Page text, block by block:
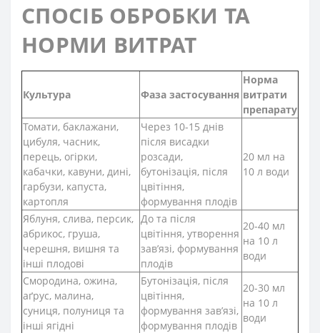
СПОСІБ ОБРОБКИ ТА
НОРМИ ВИТРАТ
Культура Фаза застосування
Норма
витрати
препарату
Томати, баклажани,
цибуля, часник,
перець, огірки,
кабачки, кавуни, дині,
гарбузи, капуста,
картопля
Через 10-15 днів
після висадки
розсади,
бутонізація, після
цвітіння,
формування плодів
20 мл на
10 л води
Яблуня, слива, персик,
абрикос, груша,
черешня, вишня та
інші плодові
До та після
цвітіння, утворення
зав’язі, формування
плодів
20-40 мл
на 10 л
води
Смородина, ожина,
аґрус, малина,
суниця, полуниця та
інші ягідні
Бутонізація, після
цвітіння,
формування зав’язі,
формування плодів
20-30 мл
на 10 л
води